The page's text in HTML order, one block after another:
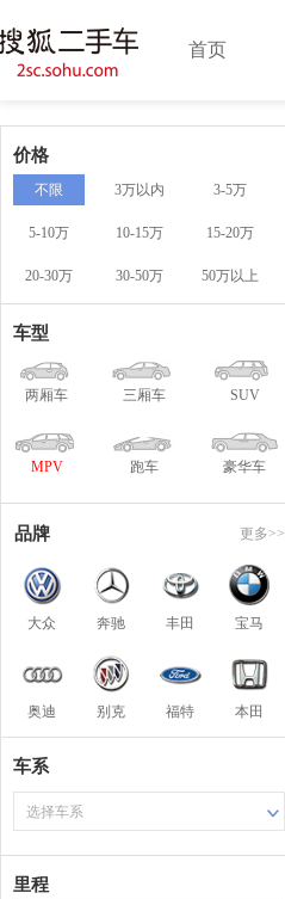
首页
价格
不限 3万以内 3-5万
5-10万 10-15万 15-20万
20-30万 30-50万 50万以上
车型
两厢车 三厢车 SUV
MPV 跑车 豪华车
品牌 更多>>
大众 奔驰 丰田 宝马
奥迪 别克 福特 本田
车系
选择车系
里程